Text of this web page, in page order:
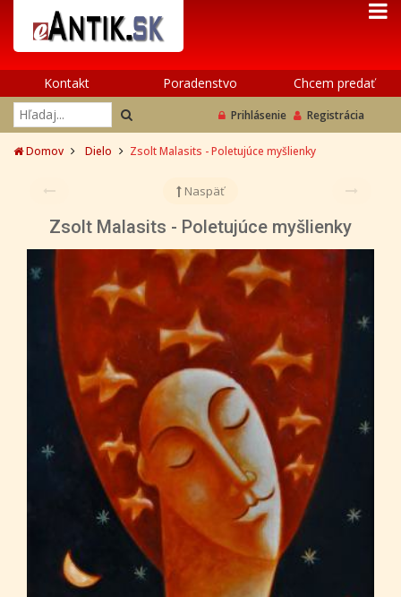
Kontakt Poradenstvo Chcem predať
Prihlásenie Registrácia
Domov Dielo Zsolt Malasits - Poletujúce myšlienky
Naspäť
Zsolt Malasits - Poletujúce myšlienky